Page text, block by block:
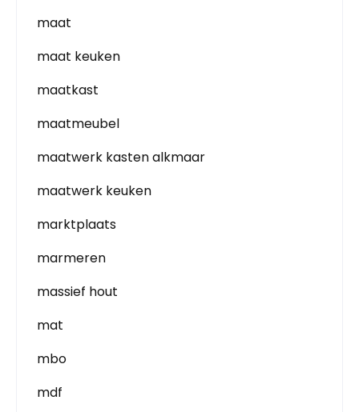
maat
maat keuken
maatkast
maatmeubel
maatwerk kasten alkmaar
maatwerk keuken
marktplaats
marmeren
massief hout
mat
mbo
mdf